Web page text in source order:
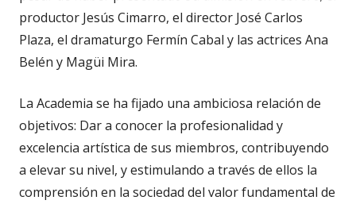
productor Jesús Cimarro, el director José Carlos
Plaza, el dramaturgo Fermín Cabal y las actrices Ana
Belén y Magüi Mira.
La Academia se ha fijado una ambiciosa relación de
objetivos: Dar a conocer la profesionalidad y
excelencia artística de sus miembros, contribuyendo
a elevar su nivel, y estimulando a través de ellos la
comprensión en la sociedad del valor fundamental de